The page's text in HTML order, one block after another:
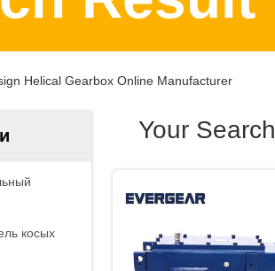
Helical Gearbox Online Manufacturer
косых
Your Search